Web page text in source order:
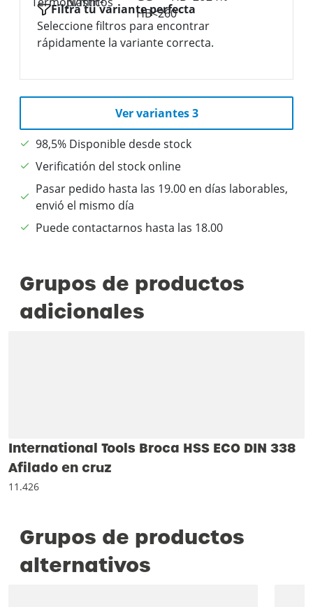
Filtra tu variante perfecta
Seleccione filtros para encontrar
rápidamente la variante correcta.
Ver variantes 3
98,5% Disponible desde stock
Verificatión del stock online
Pasar pedido hasta las 19.00 en días laborables,
envió el mismo día
Puede contactarnos hasta las 18.00
Grupos de productos
adicionales
International Tools Broca HSS ECO DIN 338
Afilado en cruz
11.426
Grupos de productos
alternativos